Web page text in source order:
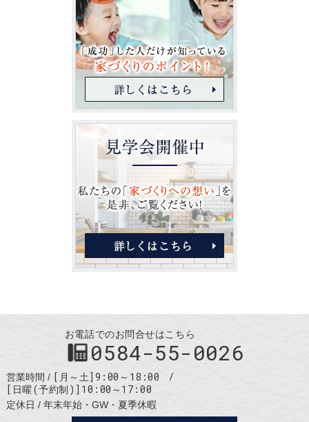
お電話でのお問合せはこちら
0584-55-0026
営業時間
[月～土]9:00～18:00
[日曜(予約制)]10:00～17:00
定休日 年末年始・GW・夏季休暇